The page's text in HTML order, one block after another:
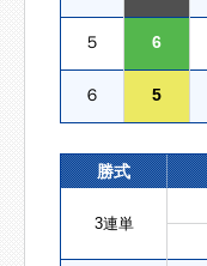
５ 6
６ 5
勝式
3連単